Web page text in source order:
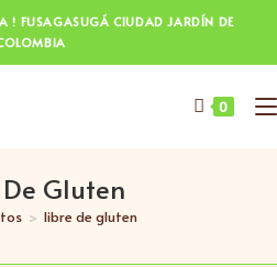
! FUSAGASUGÁ CIUDAD JARDÍN DE
0
Gluten
> libre de gluten